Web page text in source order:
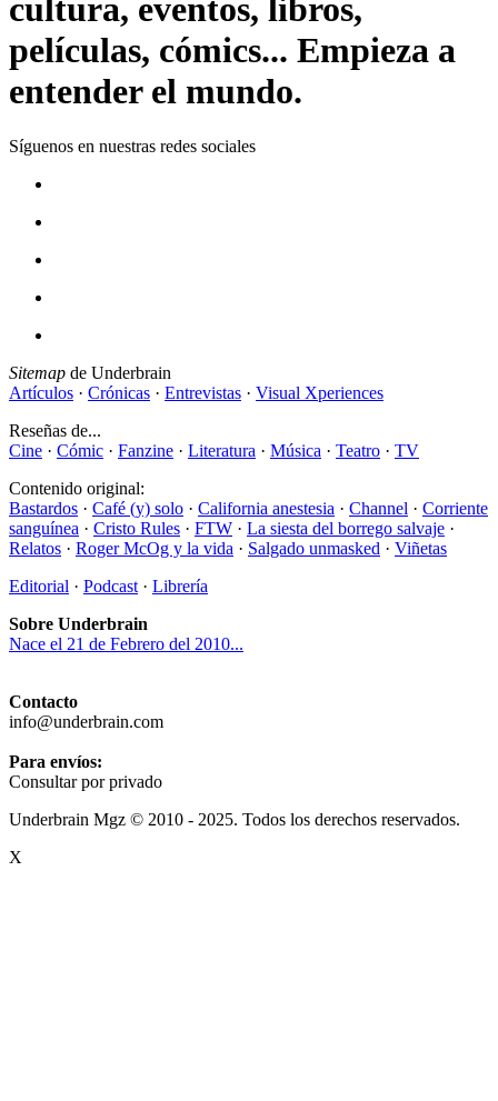
cultura, eventos, libros,
películas, cómics... Empieza a
entender el mundo.
Síguenos en nuestras redes sociales
Sitemap de Underbrain
Artículos · Crónicas · Entrevistas · Visual Xperiences
Reseñas de...
Cine · Cómic · Fanzine · Literatura · Música · Teatro · TV
Contenido original:
Bastardos · Café (y) solo · California anestesia · Channel · Corriente
sanguínea · Cristo Rules · FTW · La siesta del borrego salvaje ·
Relatos · Roger McOg y la vida · Salgado unmasked · Viñetas
Editorial · Podcast · Librería
Sobre Underbrain
Nace el 21 de Febrero del 2010...
Contacto
info@underbrain.com
Para envíos:
Consultar por privado
Underbrain Mgz © 2010 - 2025. Todos los derechos reservados.
X